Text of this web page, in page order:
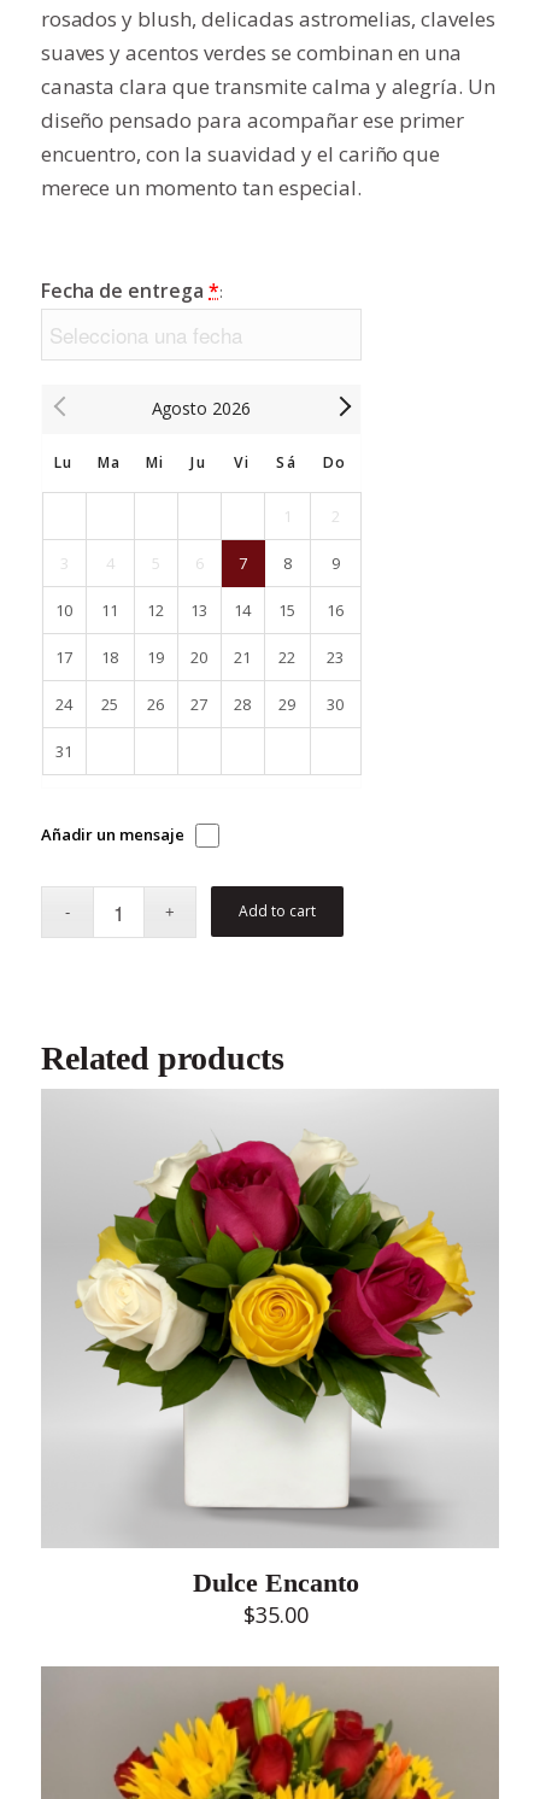
rosados y blush, delicadas astromelias, claveles
suaves y acentos verdes se combinan en una
canasta clara que transmite calma y alegría. Un
diseño pensado para acompañar ese primer
encuentro, con la suavidad y el cariño que
merece un momento tan especial.
Fecha de entrega*:
Agosto 2026
Lu Ma Mi Ju Vi Sá Do
1 2
3 4 5 6 7 8 9
10 11 12 13 14 15 16
17 18 19 20 21 22 23
24 25 26 27 28 29 30
31
Añadir un mensaje
Add to cart
Related products
Dulce Encanto
$35.00